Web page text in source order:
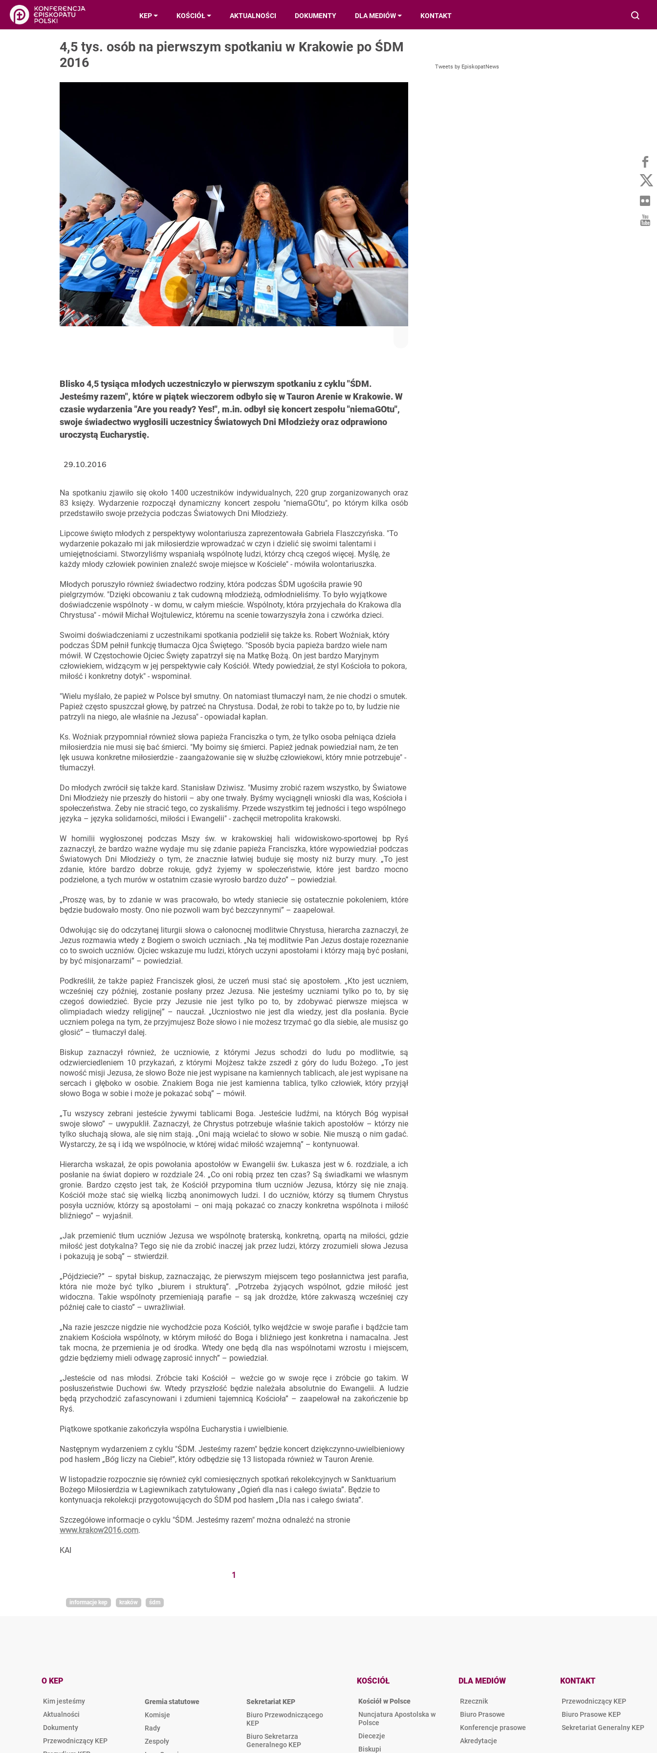
KEP KOŚCIÓŁ AKTUALNOŚCI DOKUMENTY DLA MEDIÓW KONTAKT
4,5 tys. osób na pierwszym spotkaniu w Krakowie po ŚDM
2016
Blisko 4,5 tysiąca młodych uczestniczyło w pierwszym spotkaniu z cyklu "ŚDM.
Jesteśmy razem", które w piątek wieczorem odbyło się w Tauron Arenie w Krakowie. W
czasie wydarzenia "Are you ready? Yes!", m.in. odbył się koncert zespołu "niemaGOtu",
swoje świadectwo wygłosili uczestnicy Światowych Dni Młodzieży oraz odprawiono
uroczystą Eucharystię.
Na spotkaniu zjawiło się około 1400 uczestników indywidualnych, 220 grup zorganizowanych oraz
83 księży. Wydarzenie rozpoczął dynamiczny koncert zespołu "niemaGOtu", po którym kilka osób
przedstawiło swoje przeżycia podczas Światowych Dni Młodzieży.
Lipcowe święto młodych z perspektywy wolontariusza zaprezentowała Gabriela Flaszczyńska. "To
wydarzenie pokazało mi jak miłosierdzie wprowadzać w czyn i dzielić się swoimi talentami i
umiejętnościami. Stworzyliśmy wspaniałą wspólnotę ludzi, którzy chcą czegoś więcej. Myślę, że
każdy młody człowiek powinien znaleźć swoje miejsce w Kościele" - mówiła wolontariuszka.
Młodych poruszyło również świadectwo rodziny, która podczas ŚDM ugościła prawie 90
pielgrzymów. "Dzięki obcowaniu z tak cudowną młodzieżą, odmłodnieliśmy. To było wyjątkowe
doświadczenie wspólnoty - w domu, w całym mieście. Wspólnoty, która przyjechała do Krakowa dla
Chrystusa" - mówił Michał Wojtulewicz, któremu na scenie towarzyszyła żona i czwórka dzieci.
Swoimi doświadczeniami z uczestnikami spotkania podzielił się także ks. Robert Woźniak, który
podczas ŚDM pełnił funkcję tłumacza Ojca Świętego. "Sposób bycia papieża bardzo wiele nam
mówił. W Częstochowie Ojciec Święty zapatrzył się na Matkę Bożą. On jest bardzo Maryjnym
człowiekiem, widzącym w jej perspektywie cały Kościół. Wtedy powiedział, że styl Kościoła to pokora,
miłość i konkretny dotyk" - wspominał.
"Wielu myślało, że papież w Polsce był smutny. On natomiast tłumaczył nam, że nie chodzi o smutek.
Papież często spuszczał głowę, by patrzeć na Chrystusa. Dodał, że robi to także po to, by ludzie nie
patrzyli na niego, ale właśnie na Jezusa" - opowiadał kapłan.
Ks. Woźniak przypomniał również słowa papieża Franciszka o tym, że tylko osoba pełniąca dzieła
miłosierdzia nie musi się bać śmierci. "My boimy się śmierci. Papież jednak powiedział nam, że ten
lęk usuwa konkretne miłosierdzie - zaangażowanie się w służbę człowiekowi, który mnie potrzebuje" -
tłumaczył.
Do młodych zwrócił się także kard. Stanisław Dziwisz. "Musimy zrobić razem wszystko, by Światowe
Dni Młodzieży nie przeszły do historii – aby one trwały. Byśmy wyciągnęli wnioski dla was, Kościoła i
społeczeństwa. Żeby nie stracić tego, co zyskaliśmy. Przede wszystkim tej jedności i tego wspólnego
języka – języka solidarności, miłości i Ewangelii" - zachęcił metropolita krakowski.
W homilii wygłoszonej podczas Mszy św. w krakowskiej hali widowiskowo-sportowej bp Ryś
zaznaczył, że bardzo ważne wydaje mu się zdanie papieża Franciszka, które wypowiedział podczas
Światowych Dni Młodzieży o tym, że znacznie łatwiej buduje się mosty niż burzy mury. „To jest
zdanie, które bardzo dobrze rokuje, gdyż żyjemy w społeczeństwie, które jest bardzo mocno
podzielone, a tych murów w ostatnim czasie wyrosło bardzo dużo” – powiedział.
„Proszę was, by to zdanie w was pracowało, bo wtedy staniecie się ostatecznie pokoleniem, które
będzie budowało mosty. Ono nie pozwoli wam być bezczynnymi” – zaapelował.
Odwołując się do odczytanej liturgii słowa o całonocnej modlitwie Chrystusa, hierarcha zaznaczył, że
Jezus rozmawia wtedy z Bogiem o swoich uczniach. „Na tej modlitwie Pan Jezus dostaje rozeznanie
co to swoich uczniów. Ojciec wskazuje mu ludzi, których uczyni apostołami i którzy mają być posłani,
by być misjonarzami” – powiedział.
Podkreślił, że także papież Franciszek głosi, że uczeń musi stać się apostołem. „Kto jest uczniem,
wcześniej czy później, zostanie posłany przez Jezusa. Nie jesteśmy uczniami tylko po to, by się
czegoś dowiedzieć. Bycie przy Jezusie nie jest tylko po to, by zdobywać pierwsze miejsca w
olimpiadach wiedzy religijnej” – nauczał. „Uczniostwo nie jest dla wiedzy, jest dla posłania. Bycie
uczniem polega na tym, że przyjmujesz Boże słowo i nie możesz trzymać go dla siebie, ale musisz go
głosić” – tłumaczył dalej.
Biskup zaznaczył również, że uczniowie, z którymi Jezus schodzi do ludu po modlitwie, są
odzwierciedleniem 10 przykazań, z którymi Mojżesz także zszedł z góry do ludu Bożego. „To jest
nowość misji Jezusa, że słowo Boże nie jest wypisane na kamiennych tablicach, ale jest wypisane na
sercach i głęboko w osobie. Znakiem Boga nie jest kamienna tablica, tylko człowiek, który przyjął
słowo Boga w sobie i może je pokazać sobą” – mówił.
„Tu wszyscy zebrani jesteście żywymi tablicami Boga. Jesteście ludźmi, na których Bóg wypisał
swoje słowo” – uwypuklił. Zaznaczył, że Chrystus potrzebuje właśnie takich apostołów – którzy nie
tylko słuchają słowa, ale się nim stają. „Oni mają wcielać to słowo w sobie. Nie muszą o nim gadać.
Wystarczy, że są i idą we wspólnocie, w której widać miłość wzajemną” – kontynuował.
Hierarcha wskazał, że opis powołania apostołów w Ewangelii św. Łukasza jest w 6. rozdziale, a ich
posłanie na świat dopiero w rozdziale 24. „Co oni robią przez ten czas? Są świadkami we własnym
gronie. Bardzo często jest tak, że Kościół przypomina tłum uczniów Jezusa, którzy się nie znają.
Kościół może stać się wielką liczbą anonimowych ludzi. I do uczniów, którzy są tłumem Chrystus
posyła uczniów, którzy są apostołami – oni mają pokazać co znaczy konkretna wspólnota i miłość
bliźniego” – wyjaśnił.
„Jak przemienić tłum uczniów Jezusa we wspólnotę braterską, konkretną, opartą na miłości, gdzie
miłość jest dotykalna? Tego się nie da zrobić inaczej jak przez ludzi, którzy zrozumieli słowa Jezusa
i pokazują je sobą” – stwierdził.
„Pójdziecie?” – spytał biskup, zaznaczając, że pierwszym miejscem tego posłannictwa jest parafia,
która nie może być tylko „biurem i strukturą”. „Potrzeba żyjących wspólnot, gdzie miłość jest
widoczna. Takie wspólnoty przemieniają parafie – są jak drożdże, które zakwaszą wcześniej czy
później całe to ciasto” – uwrażliwiał.
„Na razie jeszcze nigdzie nie wychodźcie poza Kościół, tylko wejdźcie w swoje parafie i bądźcie tam
znakiem Kościoła wspólnoty, w którym miłość do Boga i bliźniego jest konkretna i namacalna. Jest
tak mocna, że przemienia je od środka. Wtedy one będą dla nas wspólnotami wzrostu i miejscem,
gdzie będziemy mieli odwagę zaprosić innych” – powiedział.
„Jesteście od nas młodsi. Zróbcie taki Kościół – weźcie go w swoje ręce i zróbcie go takim. W
posłuszeństwie Duchowi św. Wtedy przyszłość będzie należała absolutnie do Ewangelii. A ludzie
będą przychodzić zafascynowani i zdumieni tajemnicą Kościoła” – zaapelował na zakończenie bp
Ryś.
Piątkowe spotkanie zakończyła wspólna Eucharystia i uwielbienie.
Następnym wydarzeniem z cyklu "ŚDM. Jesteśmy razem" będzie koncert dziękczynno-uwielbieniowy
pod hasłem „Bóg liczy na Ciebie!”, który odbędzie się 13 listopada również w Tauron Arenie.
W listopadzie rozpocznie się również cykl comiesięcznych spotkań rekolekcyjnych w Sanktuarium
Bożego Miłosierdzia w Łagiewnikach zatytułowany „Ogień dla nas i całego świata”. Będzie to
kontynuacja rekolekcji przygotowujących do ŚDM pod hasłem „Dla nas i całego świata”.
Szczegółowe informacje o cyklu "ŚDM. Jesteśmy razem" można odnaleźć na stronie
www.krakow2016.com.
KAI
1
29.10.2016
informacje kep kraków śdm
Tweets by EpiskopatNews
O KEP
Kim jesteśmy
Aktualności
Dokumenty
Przewodniczący KEP
Gremia statutowe
Komisje
Rady
Zespoły
Sekretariat KEP
Biuro Przewodniczącego
KEP
Biuro Sekretarza
Generalnego KEP
KOŚCIÓŁ
Kościół w Polsce
Nuncjatura Apostolska w
Polsce
Diecezje
Biskupi
DLA MEDIÓW
Rzecznik
Biuro Prasowe
Konferencje prasowe
Akredytacje
KONTAKT
Przewodniczący KEP
Biuro Prasowe KEP
Sekretariat Generalny KEP